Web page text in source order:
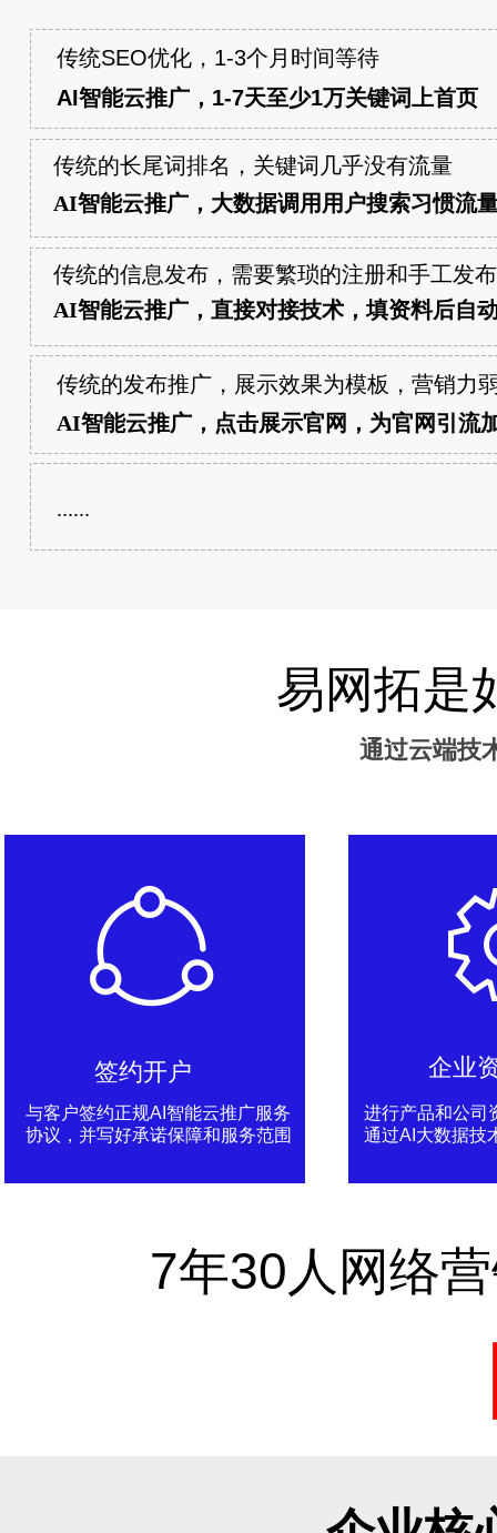
AI智能云推广，1-7天至少1万关键词上首页
传统SEO优化，1-3个月时间等待
传统的长尾词排名，关键词几乎没有流量
AI智能云推广，大数据调用用户搜索习惯流
传统的信息发布，需要繁琐的注册和手工发布
AI智能云推广，直接对接技术，填资料后自
传统的发布推广，展示效果为模板，营销力
AI智能云推广，点击展示官网，为官网引流
......
易网拓是
通过云端技
签约开户
与客户签约正规AI智能云推广服务
协议，并写好承诺保障和服务范围
企业
进行产品和公司
通过AI大数据技
7年30人网络